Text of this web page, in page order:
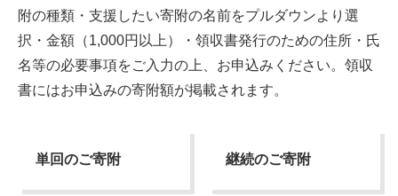
附の種類・支援したい寄附の名前をプルダウンより選
択・金額（1,000円以上）・領収書発行のための住所・氏
名等の必要事項をご入力の上、お申込みください。領収
書にはお申込みの寄附額が掲載されます。
単回のご寄附 継続のご寄附